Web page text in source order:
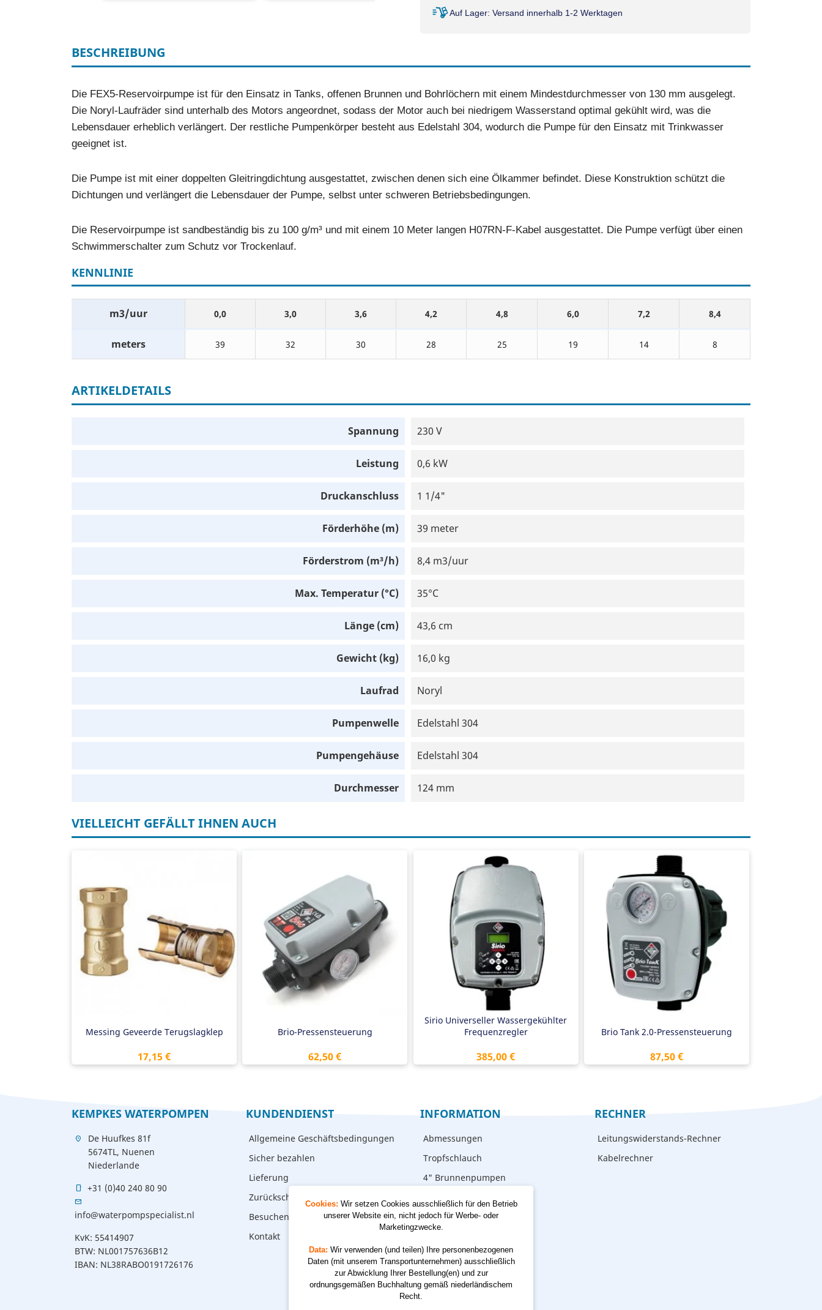
Auf Lager: Versand innerhalb 1-2 Werktagen
BESCHREIBUNG
Die FEX5-Reservoirpumpe ist für den Einsatz in Tanks, offenen Brunnen und Bohrlöchern mit einem Mindestdurchmesser von 130 mm ausgelegt.
Die Noryl-Laufräder sind unterhalb des Motors angeordnet, sodass der Motor auch bei niedrigem Wasserstand optimal gekühlt wird, was die
Lebensdauer erheblich verlängert. Der restliche Pumpenkörper besteht aus Edelstahl 304, wodurch die Pumpe für den Einsatz mit Trinkwasser
geeignet ist.
Die Pumpe ist mit einer doppelten Gleitringdichtung ausgestattet, zwischen denen sich eine Ölkammer befindet. Diese Konstruktion schützt die
Dichtungen und verlängert die Lebensdauer der Pumpe, selbst unter schweren Betriebsbedingungen.
Die Reservoirpumpe ist sandbeständig bis zu 100 g/m³ und mit einem 10 Meter langen H07RN-F-Kabel ausgestattet. Die Pumpe verfügt über einen
Schwimmerschalter zum Schutz vor Trockenlauf.
KENNLINIE
m3/uur 0,0 3,0 3,6 4,2 4,8 6,0 7,2 8,4
meters 39 32 30 28 25 19 14 8
ARTIKELDETAILS
Spannung 230 V
Leistung 0,6 kW
Druckanschluss 1 1/4"
Förderhöhe (m) 39 meter
Förderstrom (m³/h) 8,4 m3/uur
Max. Temperatur (°C) 35°C
Länge (cm) 43,6 cm
Gewicht (kg) 16,0 kg
Laufrad Noryl
Pumpenwelle Edelstahl 304
Pumpengehäuse Edelstahl 304
Durchmesser 124 mm
VIELLEICHT GEFÄLLT IHNEN AUCH
Messing Geveerde Terugslagklep
Preis
17,15 €
Terugslagklep
RVS geveerd
Brio-Pressensteuerung
Preis
62,50 €
Pumpenschalter
Max. 9 m3/Stunde
Max. 1,5 kW
Max. 12 Ampere
Trockenlaufschutz
Antiblockiersicherheit
Einstellbarer Startdruck
Sirio Universeller Wassergekühlter
Frequenzregler
Preis
385,00 €
Frequenzregler
230 V-Eingang
230 V-Ausgang
max. 1,5 kW Pumpe
Trocken eingebaut mit Drucksensor
Gut lesbares LCD
Brio Tank 2.0-Pressensteuerung
Preis
87,50 €
Pumpenschalter
Max. Fördermenge 9 m3/h
Max. Leistung 1,5 kW
Max. Stromstärke 12 Ampere
Trockenlaufschutz
Antiblockierschutz
Einstellbarer Einschaltdruck
0,4 Liter Druckbehälter
KEMPKES WATERPOMPEN
location_on
De Huufkes 81f
5674TL, Nuenen
Niederlande
mobile +31 (0)40 240 80 90
mail
info@waterpompspecialist.nl
KvK: 55414907
BTW: NL001757636B12
IBAN: NL38RABO0191726176
KUNDENDIENST
Allgemeine Geschäftsbedingungen
Sicher bezahlen
Lieferung
Zurückschicken
Besuchen – abholen
Kontakt
INFORMATION
Abmessungen
Tropfschlauch
4" Brunnenpumpen
RECHNER
Leitungswiderstands-Rechner
Kabelrechner
Cookies: Wir setzen Cookies ausschließlich für den Betrieb
unserer Website ein, nicht jedoch für Werbe- oder
Marketingzwecke.
Data: Wir verwenden (und teilen) Ihre personenbezogenen
Daten (mit unserem Transportunternehmen) ausschließlich
zur Abwicklung Ihrer Bestellung(en) und zur
ordnungsgemäßen Buchhaltung gemäß niederländischem
Recht.